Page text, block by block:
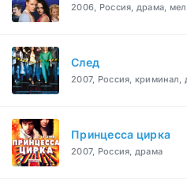
2006, Россия, драма,
След
2007, Россия, криминал,
Принцесса цирка
2007, Россия, драма